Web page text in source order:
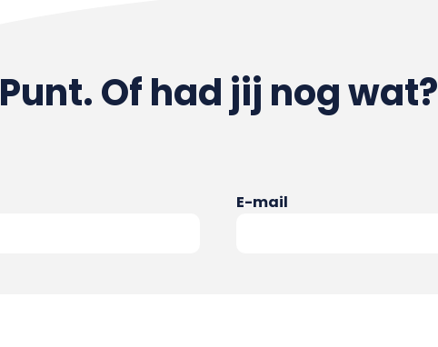
Punt. Of had jij nog wat?
E-mail